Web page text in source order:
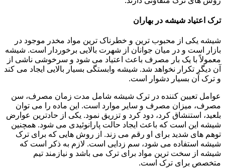
ترک اعتیاد شیشه در بهاران
شیشه یکی از محبوب ترین و خطرناک ترین مواد مخدر موجود در
بازار است و در میان جوانان از شهرت بالایی برخوردار است. شیشه
معمولاً با یک بار مصرف باعث اعتیاد می شود و سرخوشی ناشی از
آن دیگر تکرار نخواهد شد. شیشه وابستگی بسیار بالایی ایجاد می کند
و ترک آن بسیار دشوار است.
عوامل تعیین کننده در ترک شیشه شامل مدت زمان مصرف، سن
مصرف، میزان مصرف و سایر موارد است. این ماده را می توان
بلعید، استنشاق کرد، دود کرد و تزریق نمود. یکی از حادترین عوارض
شیشه این است که باعث ایجاد حالت پارانوئیدی می شود. همچنین
توهم های شدید برای او رقم می زند. از روش هایی که برای ترک
شیشه استفاده می شود، سم زدایی است. لازم به ذکر است که
شیشه از سخت ترین مواد برای ترک می باشد و نیازمند تیم
متخصص برای ترک است.